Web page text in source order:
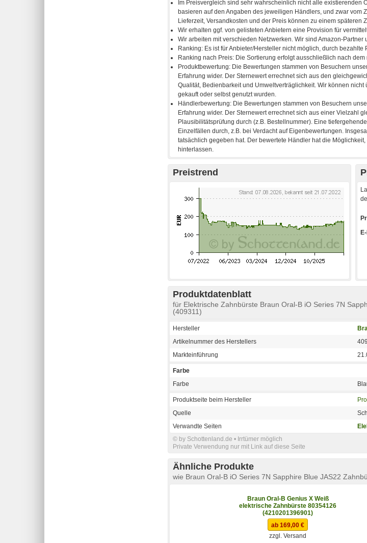
Preistrend
Produktdatenblatt
für Elektrische Zahnbürste Braun Oral-B iO Series 7N
(409311)
Hersteller
Artikelnummer des Herstellers
Markteinführung
Farbe
Farbe
Produktseite beim Hersteller
Quelle
Verwandte Seiten
© by Schottenland.de • Irrtümer möglich
Private Verwendung nur mit Link auf diese Seite
Ähnliche Produkte
wie Braun Oral-B iO Series 7N Sapphire Blue JAS22
Braun Oral-B Genius X Weiß
elektrische Zahnbürste 80354126
(4210201396901)
ab 169,00 €
zzgl. Versand